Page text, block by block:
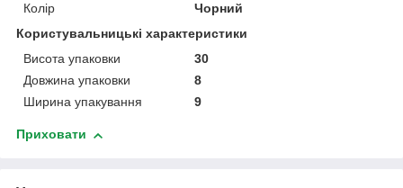
Колір
Чорний
Користувальницькі характеристики
Висота упаковки
30
Довжина упаковки
8
Ширина упакування
9
Приховати